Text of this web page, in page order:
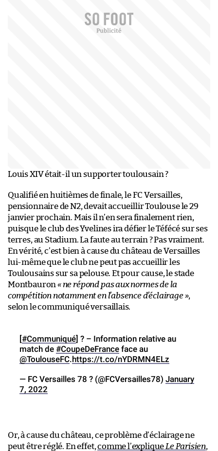
Louis XIV était-il un supporter toulousain ?
Qualifié en huitièmes de finale, le FC Versailles,
pensionnaire de N2, devait accueillir Toulouse le 29
janvier prochain. Mais il n’en sera finalement rien,
puisque le club des Yvelines ira défier le Téfécé sur ses
terres, au Stadium. La faute au terrain ? Pas vraiment.
En vérité, c’est bien à cause du château de Versailles
lui-même que le club ne peut pas accueillir les
Toulousains sur sa pelouse. Et pour cause, le stade
Montbauron« ne répond pas aux normes de la
compétition notamment en l’absence d’éclairage »,
selon le communiqué versaillais.
[#Communiqué] ? – Information relative au
match de #CoupeDeFrance face au
@ToulouseFC.https://t.co/nYDRMN4ELz
— FC Versailles 78 ? (@FCVersailles78) January
7, 2022
Or, à cause du château, ce problème d’éclairage ne
peut être réglé. En effet,comme l’explique Le Parisien,